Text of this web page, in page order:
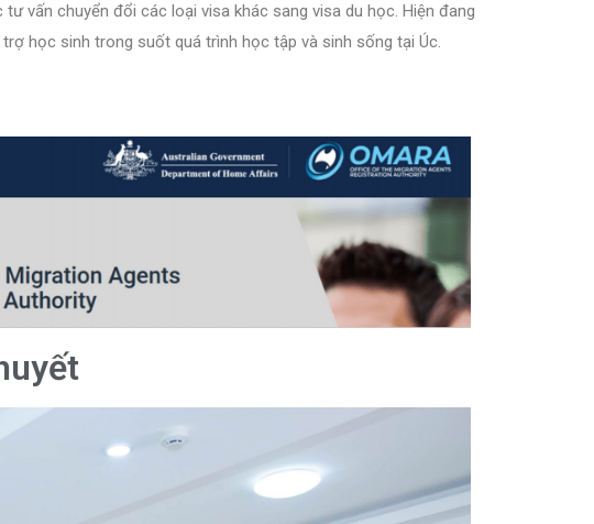
vấn chuyển đổi các loại visa khác sang visa du học. Hiện đang
học sinh trong suốt quá trình học tập và sinh sống tại Úc.